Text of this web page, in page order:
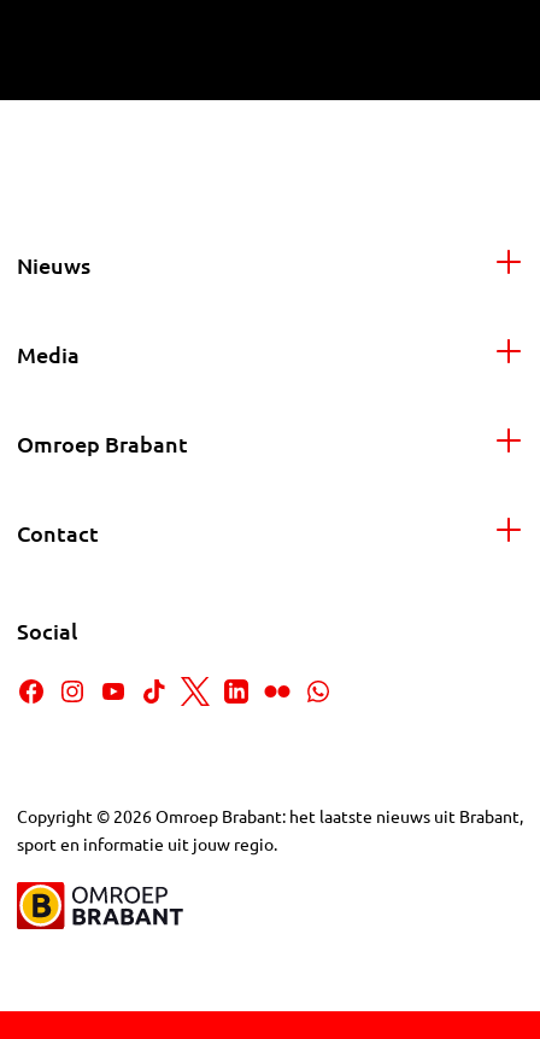
Nieuws
Media
Omroep Brabant
Contact
Social
Copyright © 2026Omroep Brabant: het laatste nieuws uit Brabant,
sport en informatie uit jouw regio.